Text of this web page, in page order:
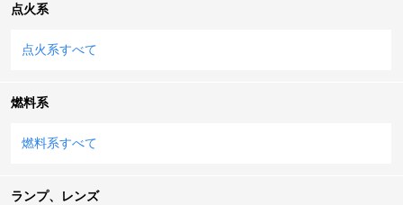
点火系
点火系すべて
燃料系
燃料系すべて
ランプ、レンズ